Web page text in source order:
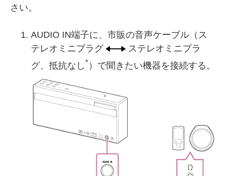
さい。
AUDIO IN端子に、市販の音声ケーブル（ス
テレオミニプラグ
ステレオミニプラ
グ、抵抗なし* ）で聞きたい機器を接続する。